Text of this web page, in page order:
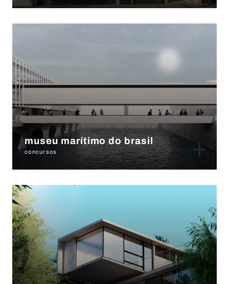
museu marítimo do brasil
concursos +